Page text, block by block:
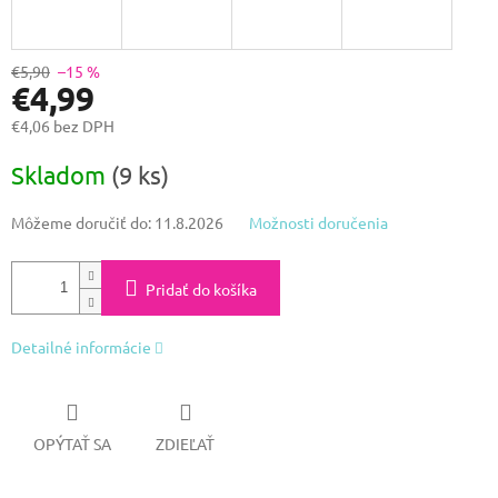
€5,90 –15 %
€4,99
€4,06 bez DPH
cena:
Skladom (9 ks)
Môžeme doručiť do: 11.8.2026 Možnosti doručenia
Pridať do košíka
Detailné informácie
OPÝTAŤ SA ZDIEĽAŤ